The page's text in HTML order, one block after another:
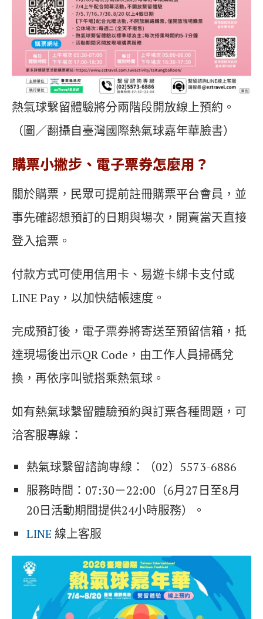
熱氣球繫留體驗將分兩階段開放線上預約。
（圖／翻攝自臺灣國際熱氣球嘉年華臉書）
購票小撇步、電子票券怎麼用？
關於購票，民眾可提前註冊購票平台會員，並
事先確認想預訂的日期與場次，開賣當天直接
登入搶票。
付款方式可使用信用卡、易遊卡綁卡支付或
LINE Pay，以加快結帳速度。
完成預訂後，電子票券將寄送至預留信箱，抵
達現場後出示QR Code，由工作人員掃碼兌
換，再依序叫號搭乘熱氣球。
如有熱氣球繫留體驗預約與訂票各種問題，可
洽客服專線：
熱氣球繫留諮詢專線：（02）5573-6886
服務時間：07:30－22:00（6月27日至8月
20日活動期間提供24小時服務）。
LINE 線上客服